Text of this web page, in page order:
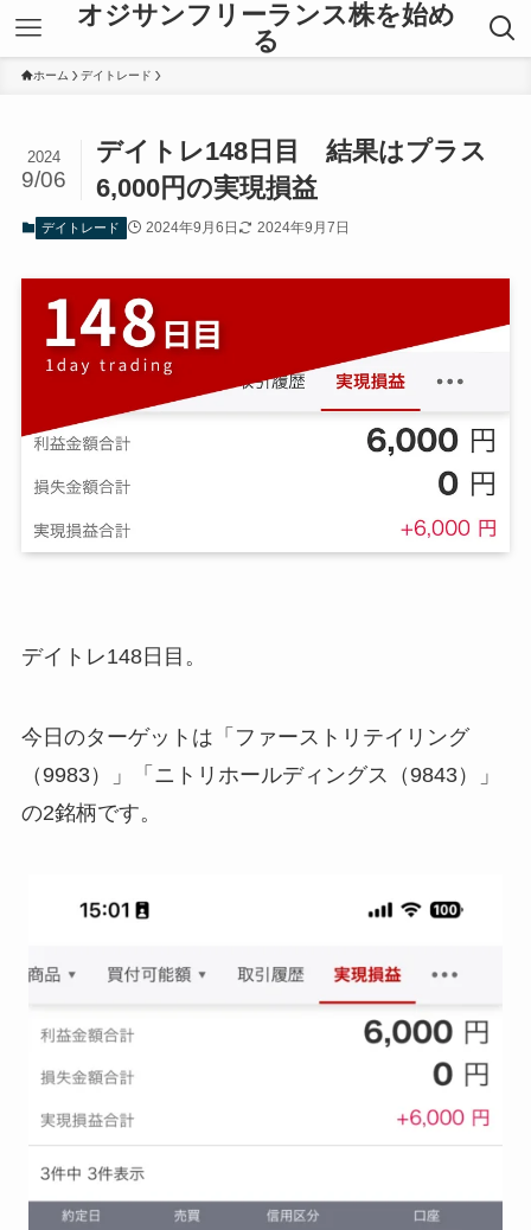
オジサンフリーランス株を始め
る
ホーム デイトレード
デイトレ148日目 結果はプラス
6,000円の実現損益
2024
9/06
デイトレード 2024年9月6日 2024年9月7日
デイトレ148日目。
今日のターゲットは「ファーストリテイリング
（9983）」「ニトリホールディングス（9843）」
の2銘柄です。